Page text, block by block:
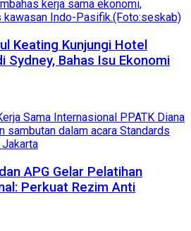
Keating Kunjungi Hotel
Sydney, Bahas Isu Ekonomi
APG Gelar Pelatihan
Perkuat Rezim Anti